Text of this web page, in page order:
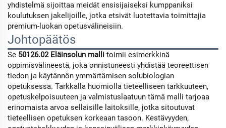
yhdistelmä sijoittaa meidät ensisijaiseksi kumppaniksi
koulutuksen jakelijoille, jotka etsivät luotettavia toimittajia
premium-luokan opetusvälineisiin.
Johtopäätös
Se 50126.02 Eläinsolun malli toimii esimerkkinä
oppimisvälineestä, joka onnistuneesti yhdistää teoreettisen
tiedon ja käytännön ymmärtämisen solubiologian
opetuksessa. Tarkkalla huomiolla tieteelliseen tarkkuuteen,
opetuskelpoisuuteen ja valmistuslaatuun tämä malli tarjoaa
erinomaista arvoa sellaisille laitoksille, jotka sitoutuvat
tieteellisen opetuksen korkeaan tasoon. Kestävyyden,